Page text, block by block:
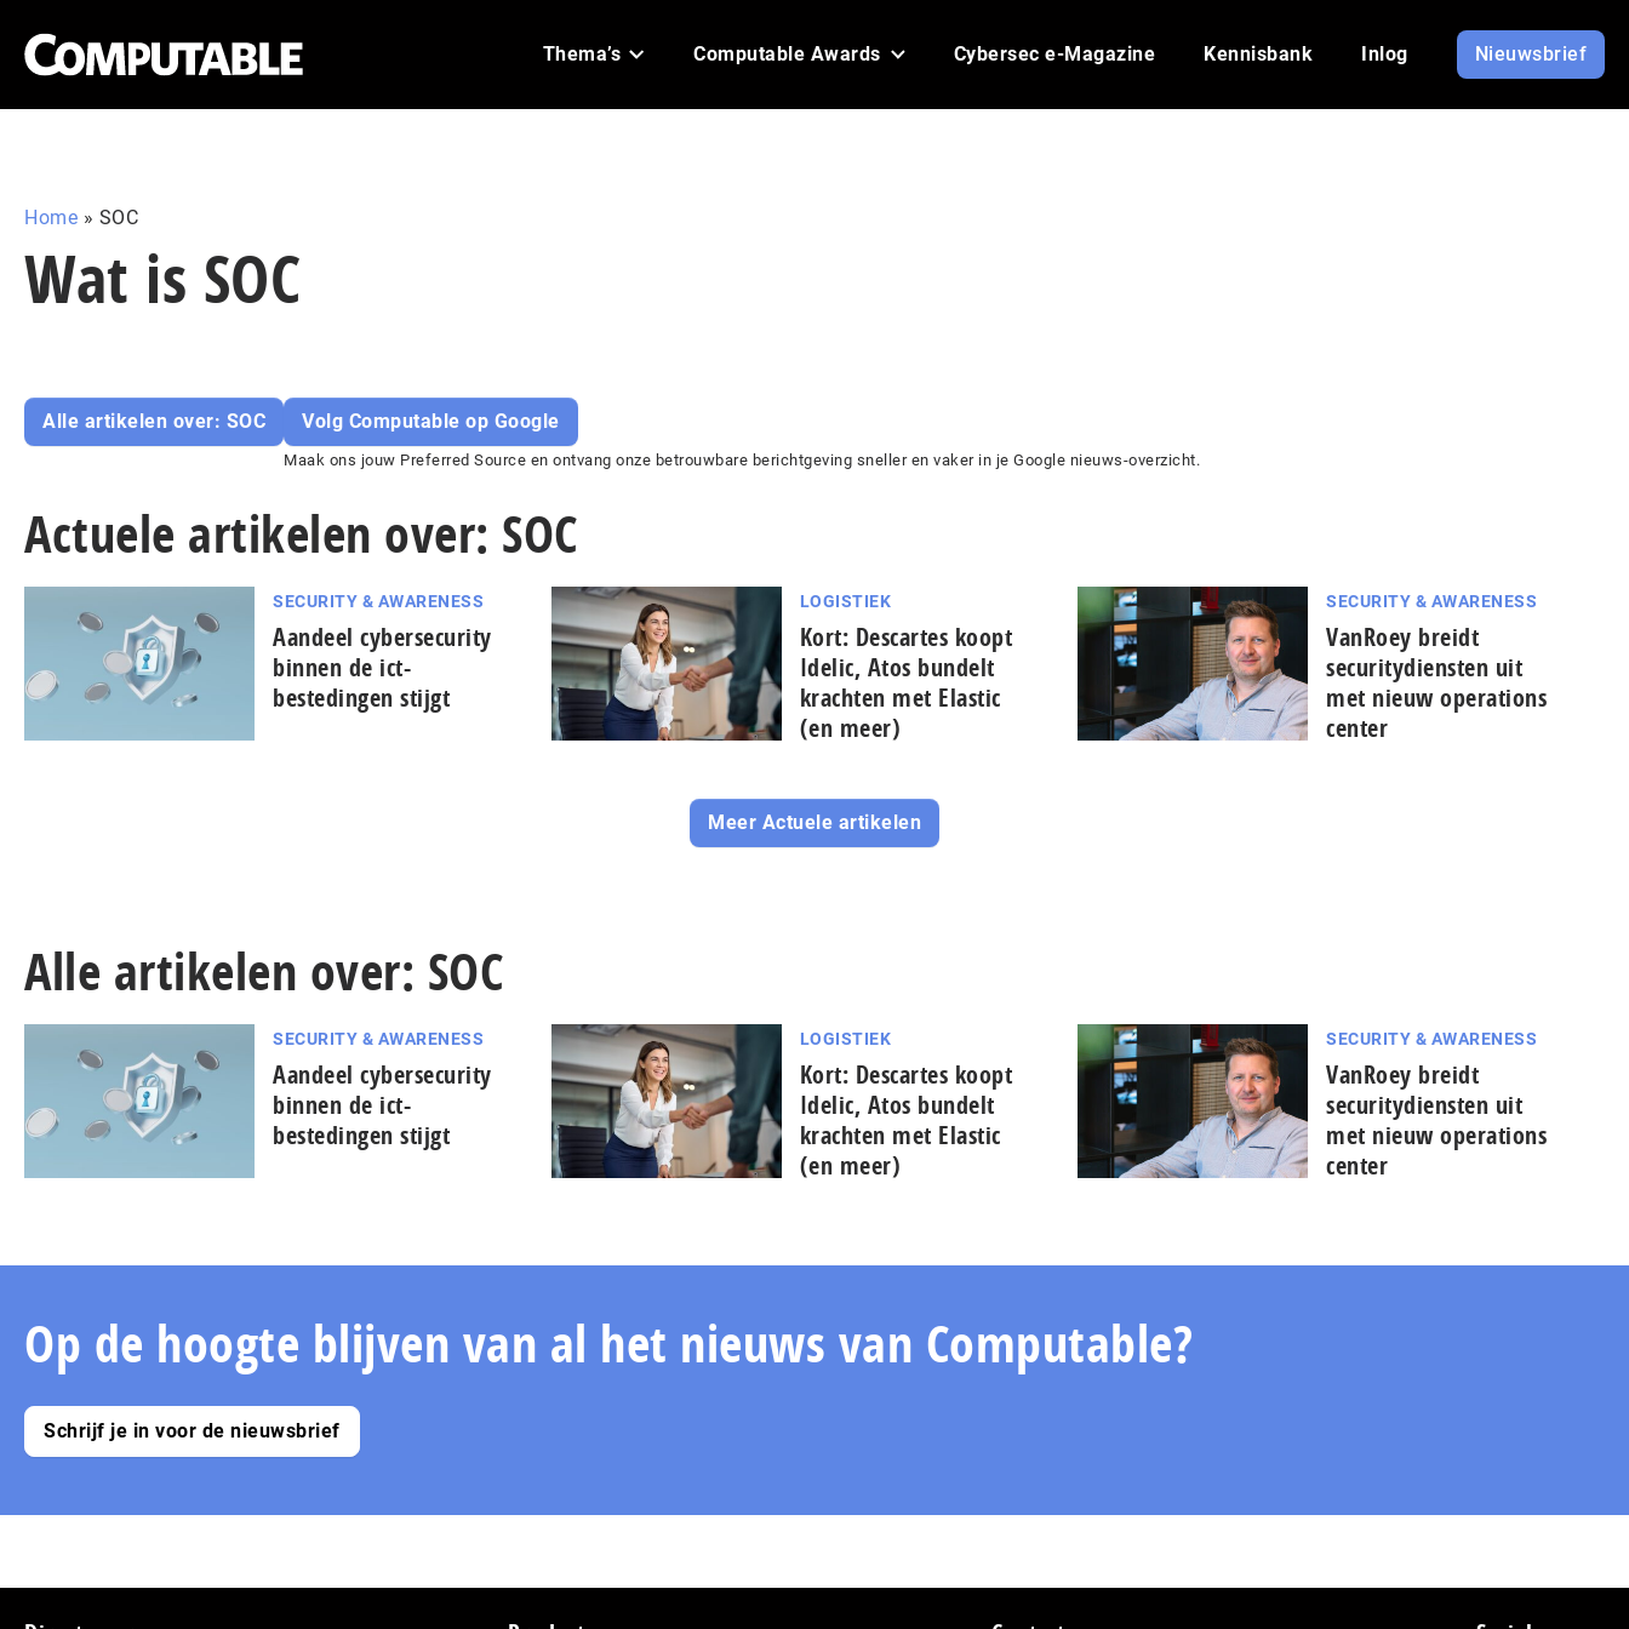
Thema’s Computable Awards Cybersec e-Magazine Kennisbank Inlog Nieuwsbrief
Home » SOC
Wat is SOC
Alle artikelen over: SOC Volg Computable op Google
Maak ons jouw Preferred Source en ontvang onze betrouwbare berichtgeving sneller en vaker in je Google nieuws-overzicht.
Actuele artikelen over: SOC
SECURITY & AWARENESS
Aandeel cy­ber­se­cu­ri­ty
binnen de ict-
bestedingen stijgt
LOGISTIEK
Kort: Descartes koopt
Idelic, Atos bundelt
krachten met Elastic
(en meer)
SECURITY & AWARENESS
VanRoey breidt
securitydiensten uit
met nieuw operations
center
Meer Actuele artikelen
Alle artikelen over: SOC
SECURITY & AWARENESS
Aandeel cy­ber­se­cu­ri­ty
binnen de ict-
bestedingen stijgt
LOGISTIEK
Kort: Descartes koopt
Idelic, Atos bundelt
krachten met Elastic
(en meer)
SECURITY & AWARENESS
VanRoey breidt
securitydiensten uit
met nieuw operations
center
Op de hoogte blijven van al het nieuws van Computable?
Schrijf je in voor de nieuwsbrief